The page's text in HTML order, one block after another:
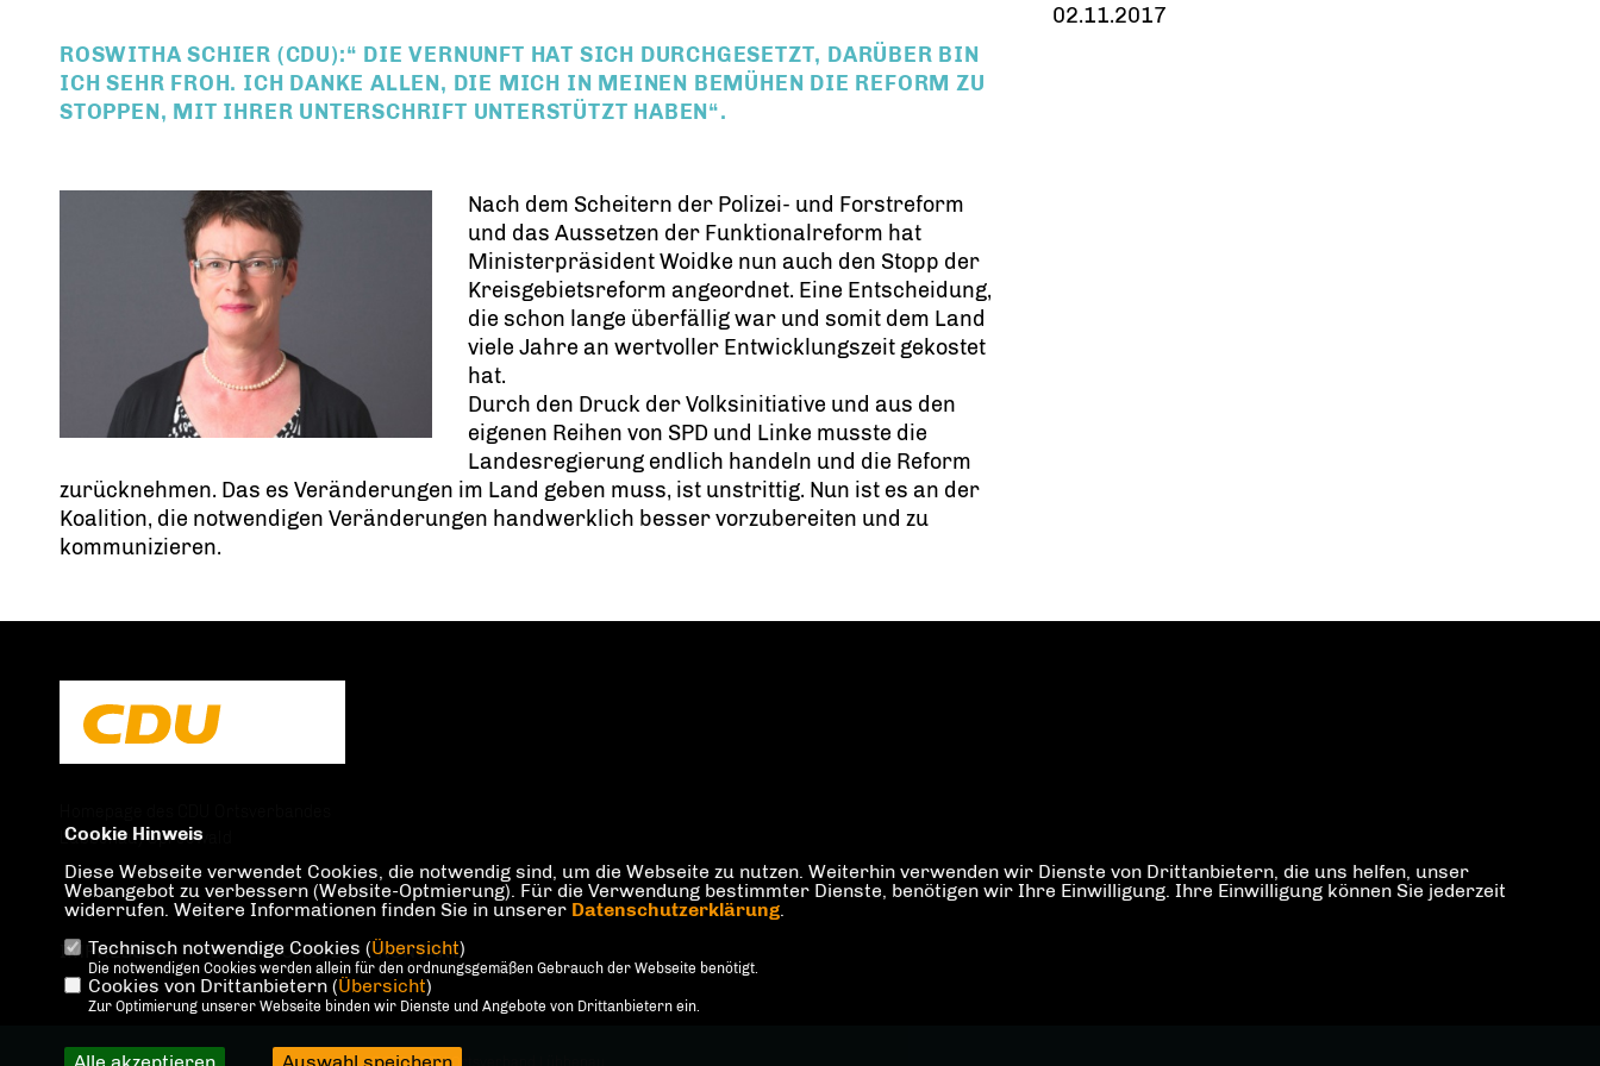
ROSWITHA SCHIER (CDU):“ DIE VERNUNFT HAT SICH DURCHGESETZT, DARÜBER BIN
ICH SEHR FROH. ICH DANKE ALLEN, DIE MICH IN MEINEN BEMÜHEN DIE REFORM ZU
STOPPEN, MIT IHRER UNTERSCHRIFT UNTERSTÜTZT HABEN“.
Nach dem Scheitern der Polizei- und Forstreform
und das Aussetzen der Funktionalreform hat
Ministerpräsident Woidke nun auch den Stopp der
Kreisgebietsreform angeordnet. Eine Entscheidung,
die schon lange überfällig war und somit dem Land
viele Jahre an wertvoller Entwicklungszeit gekostet
hat.
Durch den Druck der Volksinitiative und aus den
eigenen Reihen von SPD und Linke musste die
Landesregierung endlich handeln und die Reform
zurücknehmen. Das es Veränderungen im Land geben muss, ist unstrittig. Nun ist es an der
Koalition, die notwendigen Veränderungen handwerklich besser vorzubereiten und zu
kommunizieren.
02.11.2017
Lübbenau/Spreewald
IMPRESSUM DATENSCHUTZ KONTAKT
@2026 CDU Ortsverband Lübbenau
Cookie Hinweis
Diese Webseite verwendet Cookies, die notwendig sind, um die Webseite zu nutzen. Weiterhin verwenden wir Dienste von Drittanbietern, die uns helfen, unser
Webangebot zu verbessern (Website-Optmierung). Für die Verwendung bestimmter Dienste, benötigen wir Ihre Einwilligung. Ihre Einwilligung können Sie jederzeit
widerrufen. Weitere Informationen finden Sie in unserer Datenschutzerklärung.
Technisch notwendige Cookies (Übersicht)
Die notwendigen Cookies werden allein für den ordnungsgemäßen Gebrauch der Webseite benötigt.
Cookies von Drittanbietern (Übersicht)
Zur Optimierung unserer Webseite binden wir Dienste und Angebote von Drittanbietern ein.